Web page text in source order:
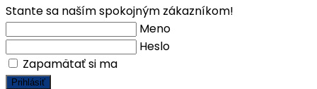
Stante sa naším spokojným zákazníkom!
Meno
Heslo
Zapamätať si ma
Prihlásiť